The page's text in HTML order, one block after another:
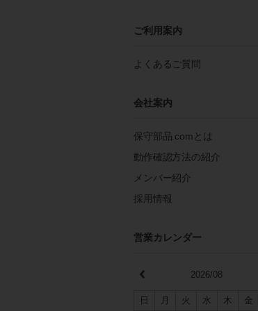
ご利用案内
よくあるご質問
会社案内
保守部品.comとは
動作確認方法の紹介
メンバー紹介
採用情報
営業カレンダー
2026/08
日 月 火 水 木 金